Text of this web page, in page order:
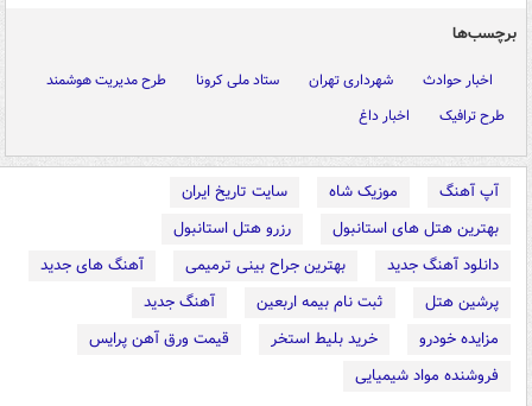
برچسب‌ها
اخبار حوادث شهرداری تهران ستاد ملی کرونا
طرح مدیریت هوشمند
طرح ترافیک
اخبار داغ
آپ آهنگ موزیک شاه
سایت تاریخ ایران
بهترین هتل های استانبول
رزرو هتل استانبول
دانلود آهنگ جدید
بهترین جراح بینی ترمیمی
آهنگ های جدید
پرشین هتل
ثبت نام بیمه اربعین
آهنگ جدید
مزایده خودرو
خرید بلیط استخر
قیمت ورق آهن پرایس
فروشنده مواد شیمیایی